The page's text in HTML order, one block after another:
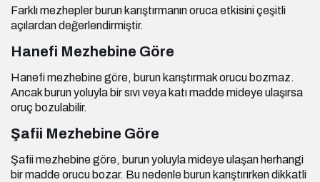
Farklı mezhepler burun karıştırmanın oruca etkisini çeşitli
açılardan değerlendirmiştir.
Hanefi Mezhebine Göre
Hanefi mezhebine göre, burun karıştırmak orucu bozmaz.
Ancak burun yoluyla bir sıvı veya katı madde mideye ulaşırsa
oruç bozulabilir.
Şafii Mezhebine Göre
Şafii mezhebine göre, burun yoluyla mideye ulaşan herhangi
bir madde orucu bozar. Bu nedenle burun karıştırırken dikkatli